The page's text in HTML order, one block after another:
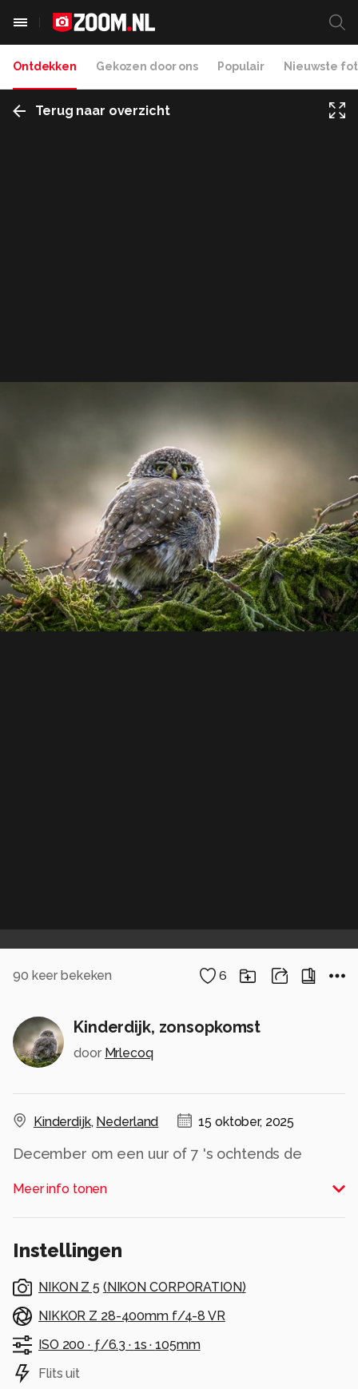
Ontdekken Gekozen door ons Populair Nieuwste
Terug naar overzicht
90 keer bekeken 6
Kinderdijk, zonsopkomst
door Mrlecoq
Kinderdijk, Nederland 15 oktober, 2025
December om een uur of 7 's ochtends de
Meer info tonen
Instellingen
NIKON Z 5 (NIKON CORPORATION)
NIKKOR Z 28-400mm f/4-8 VR
ISO 200 · ƒ/6.3 · 1s ·105mm
Flits uit